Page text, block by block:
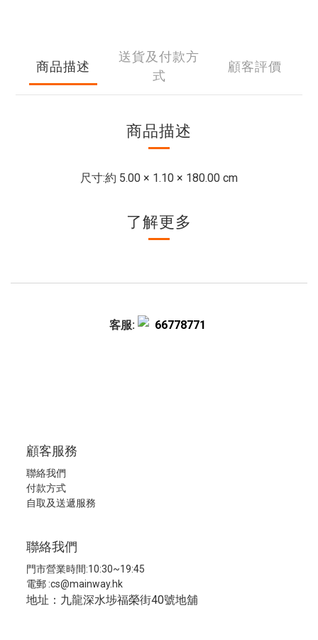
商品描述
送貨及付款方
式
顧客評價
商品描述
尺寸:約 5.00 × 1.10 × 180.00 cm
了解更多
客服: 66778771
顧客服務
聯絡我們
付款方式
自取及送遞服務
聯絡我們
門市營業時間:10:30~19:45
電郵 :cs@mainway.hk
地址：九龍深水埗福榮街40號地舖